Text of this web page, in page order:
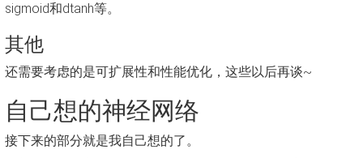
sigmoid和dtanh等。
其他
还需要考虑的是可扩展性和性能优化，这些以后再谈~
自己想的神经网络
接下来的部分就是我自己想的了。